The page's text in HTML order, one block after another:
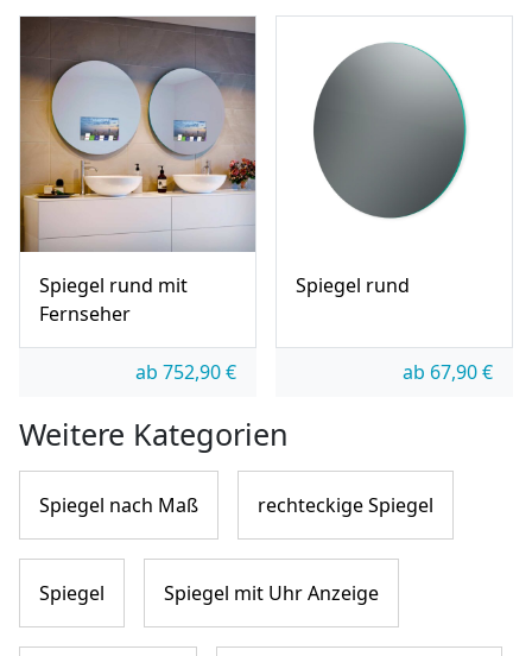
Spiegel rund mit
Fernseher
ab 752,90€
Spiegel rund
ab 67,90€
Weitere Kategorien
Spiegel nach Maß rechteckige Spiegel
Spiegel Spiegel mit Uhr Anzeige